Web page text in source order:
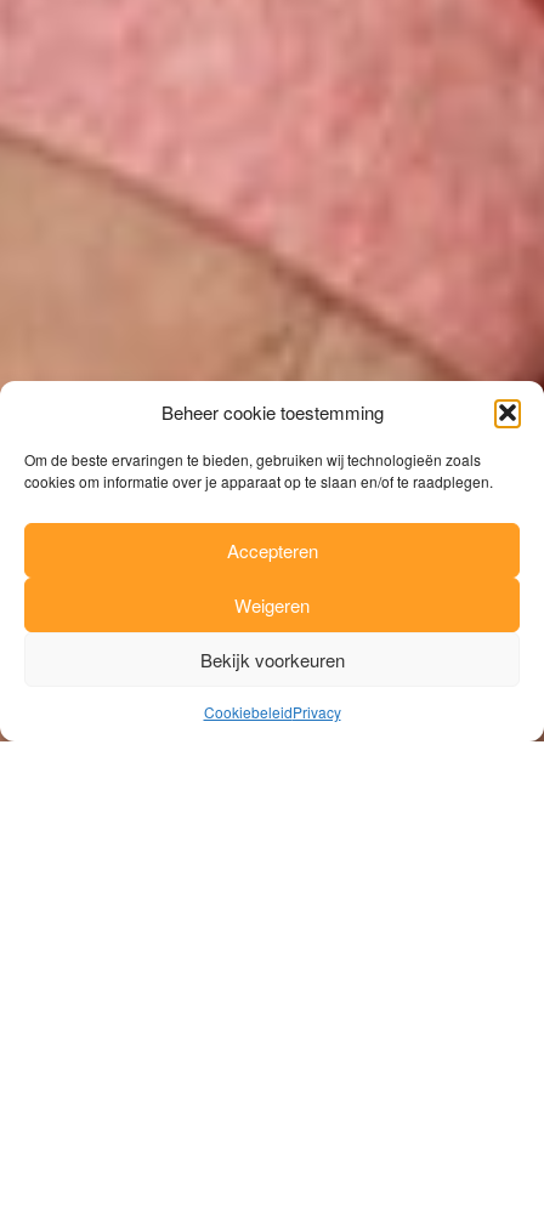
Beheer cookie toestemming
Om de beste ervaringen te bieden, gebruiken wij technologieën zoals
cookies om informatie over je apparaat op te slaan en/of te raadplegen.
Accepteren
Weigeren
Bekijk voorkeuren
CookiebeleidPrivacy